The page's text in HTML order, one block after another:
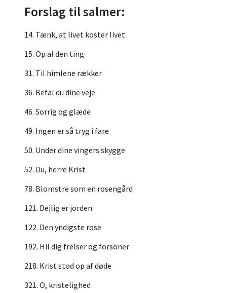
Forslag til salmer:
14. Tænk, at livet koster livet
15. Op al den ting
31. Til himlene rækker
36. Befal du dine veje
46. Sorrig og glæde
49. Ingen er så tryg i fare
50. Under dine vingers skygge
52. Du, herre Krist
78. Blomstre som en rosengård
121. Dejlig er jorden
122. Den yndigste rose
192. Hil dig frelser og forsoner
218. Krist stod op af døde
321. O, kristelighed